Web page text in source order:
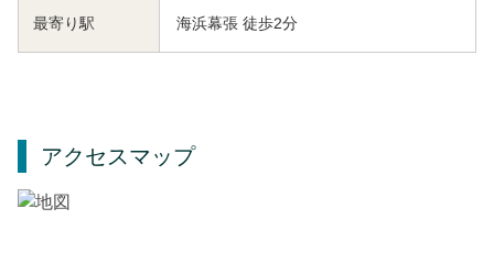
最寄り駅 海浜幕張 徒歩2分
アクセスマップ